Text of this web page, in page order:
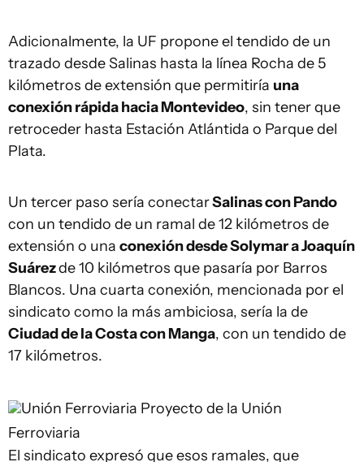
Adicionalmente, la UF propone el tendido de un
trazado desde Salinas hasta la línea Rocha de 5
kilómetros de extensión que permitiría una
conexión rápida hacia Montevideo, sin tener que
retroceder hasta Estación Atlántida o Parque del
Plata.
Un tercer paso sería conectarSalinas con Pando
con un tendido de un ramal de 12 kilómetros de
extensión o una conexión desde Solymar a Joaquín
Suárezde 10 kilómetros que pasaría por Barros
Blancos. Una cuarta conexión, mencionada por el
sindicato como la más ambiciosa, sería la de
Ciudad de la Costa con Manga, con un tendido de
17 kilómetros.
Unión Ferroviaria Proyecto de la Unión
Ferroviaria
El sindicato expresó que esos ramales, que